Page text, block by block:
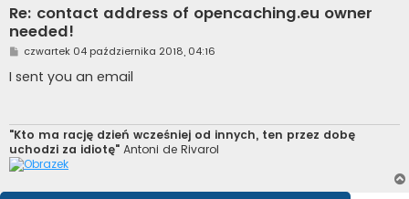
Re: contact address of opencaching.eu owner
needed!
P
s
t
czwartek 04 października 2018, 04:16
I sent you an email
"Kto ma rację dzień wcześniej od innych, ten przez dobę
uchodzi za idiotę" Antoni de Rivarol